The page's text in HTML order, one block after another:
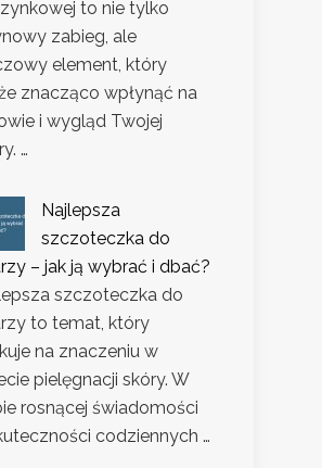
to nie tylko
zabieg, ale
element, który
znacząco wpłynąć na
i wygląd Twojej
…
Najlepsza
szczoteczka do
– jak ją wybrać i dbać?
szczoteczka do
to temat, który
na znaczeniu w
pielęgnacji skóry. W
rosnącej świadomości
codziennych …